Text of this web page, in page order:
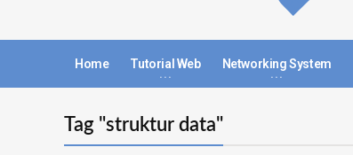
Home Tutorial Web Networking System
Tag "struktur data"